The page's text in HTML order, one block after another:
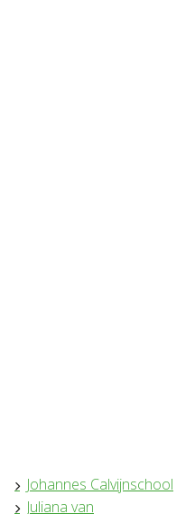
Johannes Calvijnschool
Juliana van